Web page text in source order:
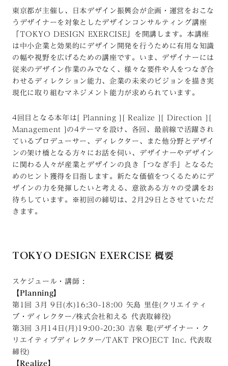
東京都が主催し、日本デザイン振興会が企画・運営をおこな
うデザイナーを対象としたデザインコンサルティング講座
「TOKYO DESIGN EXERCISE」を開講します。本講座
は中小企業と効果的にデザイン開発を行うために有用な知識
の幅や視野を広げるための講座です。いま、デザイナーには
従来のデザイン作業のみでなく、様々な要件や人をつなぎ合
わせるディレクション能力、企業の未来のビジョンを描き実
現化に取り組むマネジメント能力が求められています。
4回目となる本年は[ Planning ][ Realize ][ Direction ][
Management ]の4テーマを設け、各回、最前線で活躍され
ているプロデューサー、ディレクター、また他分野とデザイ
ンの架け橋となる方々にお話を伺い、デザイナーやデザイン
に関わる人々が産業とデザインの良き「つなぎ手」となるた
めのヒント獲得を目指します。新たな価値をつくるためにデ
ザインの力を発揮したいと考える、意欲ある方々の受講をお
待ちしています。※初回の締切は、2月29日とさせていただ
きます。
TOKYO DESIGN EXERCISE 概要
スケジュール・講師 :
【Planning】
第1回 3月 9日(水)16:30-18:00 矢島 里佳(クリエイティ
ブ・ディレクター/株式会社和える 代表取締役)
第3回 3月14日(月)19:00-20:30 吉泉 聡(デザイナー・ク
リエイティブディレクター/TAKT PROJECT Inc. 代表取
締役)
【Realize】